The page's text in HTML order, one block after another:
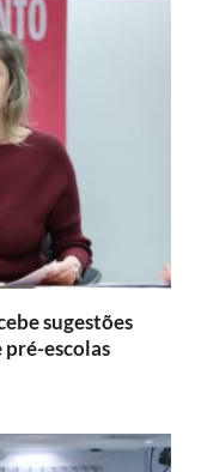
sugestões
pré-escolas